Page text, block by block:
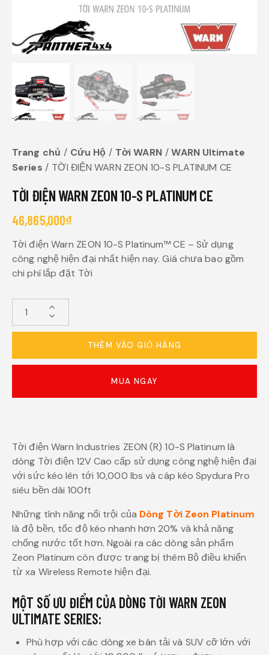
Trang chủ Cứu Hộ Tời WARN
WARN Ultimate
Series
TỜI ĐIỆN WARN ZEON 10-S PLATINUM CE
TỜI ĐIỆN WARN ZEON 10-S PLATINUM CE
46,865,000₫
Tời điện Warn ZEON 10-S Platinum™ CE – Sử dụng
công nghệ hiện đại nhất hiện nay. Giá chưa bao gồm
chi phí lắp đặt Tời
THÊM VÀO GIỎ HÀNG
MUA NGAY
Tời điện Warn Industries ZEON (R) 10-S Platinum là
dòng Tời điện 12V Cao cấp sử dụng công nghệ hiện đại
với sức kéo lên tới 10,000 lbs và cáp kéo Spydura Pro
siêu bền dài 100ft
Những tính năng nổi trội của Dòng Tời Zeon Platinum
là độ bền, tốc độ kéo nhanh hơn 20% và khả năng
chống nước tốt hơn. Ngoài ra các dòng sản phẩm
Zeon Platinum còn được trang bị thêm Bộ điều khiển
từ xa Wireless Remote hiện đại.
MỘT SỐ ƯU ĐIỂM CỦA DÒNG TỜI WARN ZEON
ULTIMATE SERIES:
Phù hợp với các dòng xe bán tải và SUV cỡ lớn với